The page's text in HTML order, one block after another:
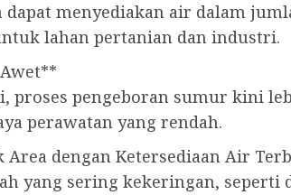
menyediakan air dalam
lahan pertanian dan industri.
proses pengeboran sumur kini
perawatan yang rendah.
dengan Ketersediaan Air
yang sering kekeringan,